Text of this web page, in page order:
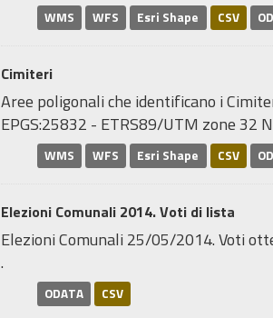
WMS WFS Esri Shape CSV
Cimiteri
Aree poligonali che identificano i
EPGS:25832 - ETRS89/UTM zone 32
WMS WFS Esri Shape CSV
Elezioni Comunali 2014. Voti di lista
Elezioni Comunali 25/05/2014. Voti
.
ODATA CSV